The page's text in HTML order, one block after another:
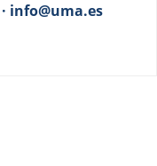
· info@uma.es